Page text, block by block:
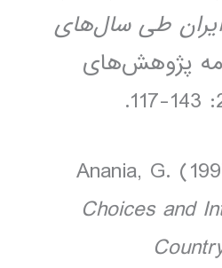
طی سال‌های
پژوهش‌های
Choices and